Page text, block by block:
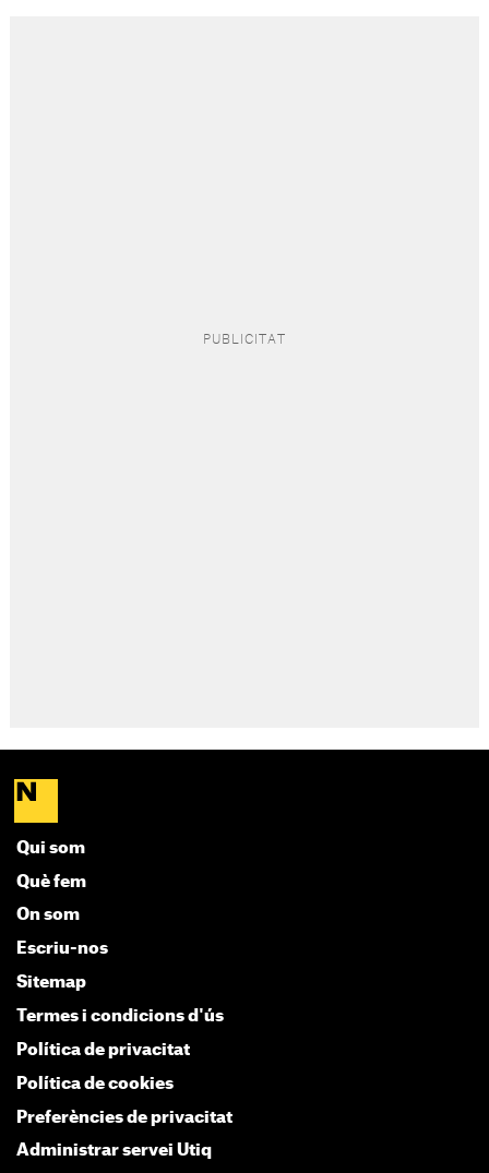
Qui som
Què fem
On som
Escriu-nos
Sitemap
Termes i condicions d'ús
Política de privacitat
Política de cookies
Preferències de privacitat
Administrar servei Utiq